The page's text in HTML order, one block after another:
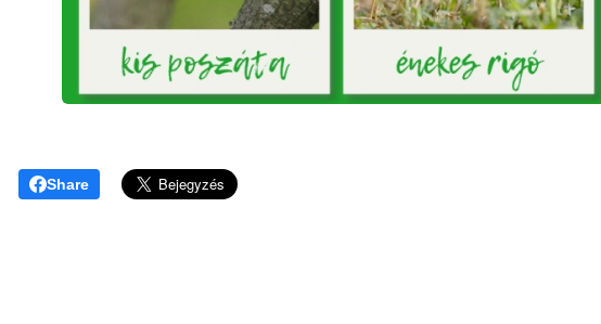
Share